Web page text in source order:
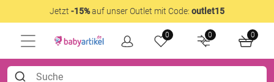
Jetzt -15%auf unser Outlet mit Code: outlet15
0 0 0